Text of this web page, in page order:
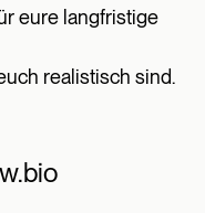
eure langfristige
realistisch sind.